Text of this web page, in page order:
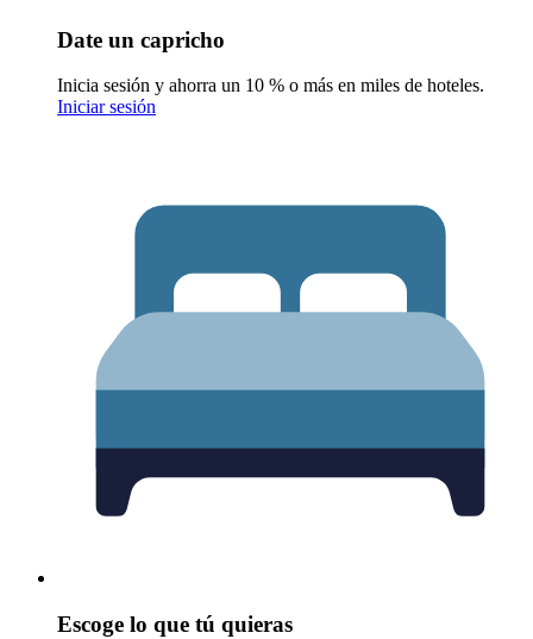
Date un capricho
Inicia sesión y ahorra un 10 % o más en miles de hoteles.
Iniciar sesión
Escoge lo que tú quieras